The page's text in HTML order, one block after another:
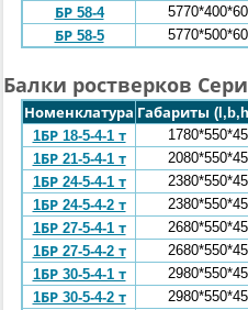
БР 58-4
БР 58-5
Балки ростверков
Номенклатура Габариты
1БР 18-5-4-1 т
1БР 21-5-4-1 т
1БР 24-5-4-1 т
1БР 24-5-4-2 т
1БР 27-5-4-1 т
1БР 27-5-4-2 т
1БР 30-5-4-1 т
1БР 30-5-4-2 т